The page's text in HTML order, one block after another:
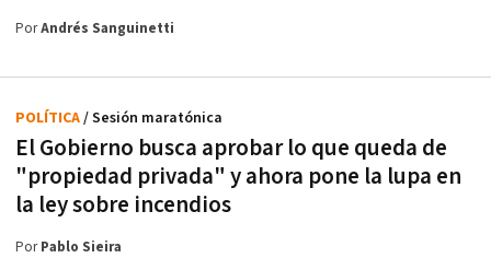
PorAndrés Sanguinetti
El Gobierno busca aprobar lo que queda de
"propiedad privada" y ahora pone la lupa en
la ley sobre incendios
POLÍTICA/ Sesión maratónica
PorPablo Sieira